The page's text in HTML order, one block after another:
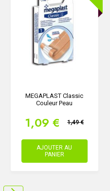
MEGAPLAST Classic
Couleur Peau
1,09 € 1,49 €
AJOUTER AU
PANIER